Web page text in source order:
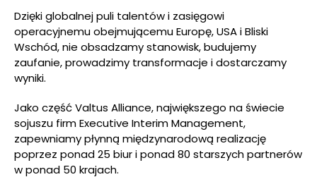
Dzięki globalnej puli talentów i zasięgowi
operacyjnemu obejmującemu Europę, USA i Bliski
Wschód, nie obsadzamy stanowisk, budujemy
zaufanie, prowadzimy transformacje i dostarczamy
wyniki.
Jako część Valtus Alliance, największego na świecie
sojuszu firm Executive Interim Management,
zapewniamy płynną międzynarodową realizację
poprzez ponad 25 biur i ponad 80 starszych partnerów
w ponad 50 krajach.